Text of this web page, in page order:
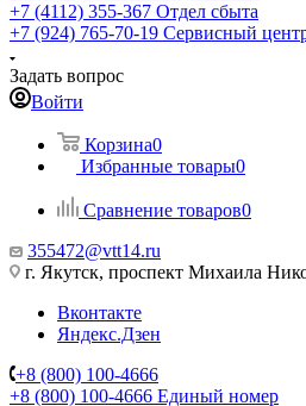
+7 (4112) 355-367 Отдел сбыта
+7 (924) 765-70-19 Сервисный
Задать вопрос
Войти
Корзина0
Избранные товары0
Сравнение товаров0
355472@vtt14.ru
г. Якутск, проспект Михаила
Вконтакте
Яндекс.Дзен
+8 (800) 100-4666
+8 (800) 100-4666 Единый номер